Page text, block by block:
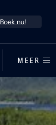
Boek nu!
MEER